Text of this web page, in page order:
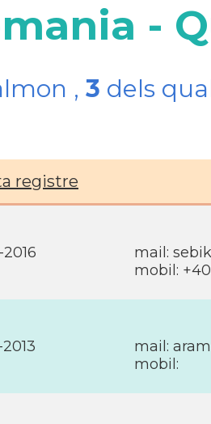
-
, 3 dels
registre
mail:
mobil:
mail:
mobil: